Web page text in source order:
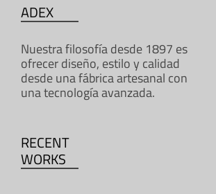
ADEX
Nuestra filosofía desde 1897 es
ofrecer diseño, estilo y calidad
desde una fábrica artesanal con
una tecnología avanzada.
RECENT
WORKS